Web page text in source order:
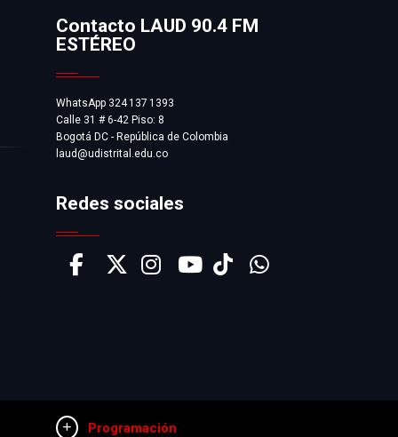
Programación
Contacto LAUD 90.4 FM
ESTÉREO
WhatsApp 324 137 1393
Calle 31 # 6-42 Piso: 8
Bogotá DC - República de Colombia
laud@udistrital.edu.co
Redes sociales